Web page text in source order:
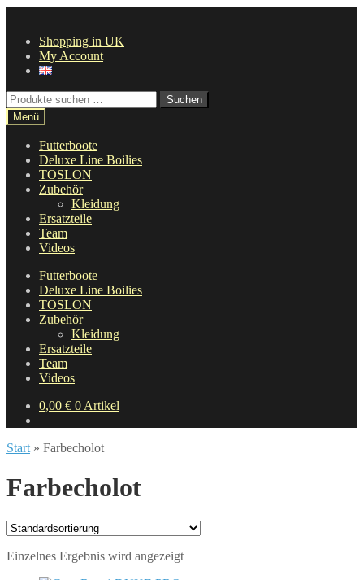
springen
springenShopping in UK
My Account
Suche
nach:
Suchen
Menü
Futterboote
Deluxe Line Boilies
TOSLON
Zubehör
Kleidung
Ersatzteile
Team
Videos
Futterboote
Deluxe Line Boilies
TOSLON
Zubehör
Kleidung
Ersatzteile
Team
Videos
0,00 € 0 Artikel
Start » Farbecholot
Farbecholot
Einzelnes Ergebnis wird angezeigt